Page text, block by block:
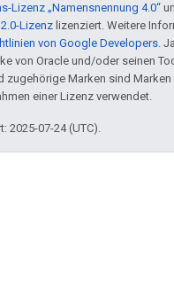
Lizenz „Namensnennung 4.0“
Lizenz lizenziert. Weitere
von Google Developers.
von Oracle und/oder seinen
zugehörige Marken sind
einer Lizenz verwendet.
2025-07-24 (UTC).